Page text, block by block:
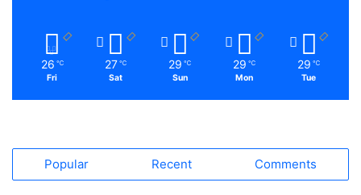
26 ℃
Fri
27 ℃
Sat
29 ℃
Sun
29 ℃
Mon
29 ℃
Tue
Popular Recent Comments